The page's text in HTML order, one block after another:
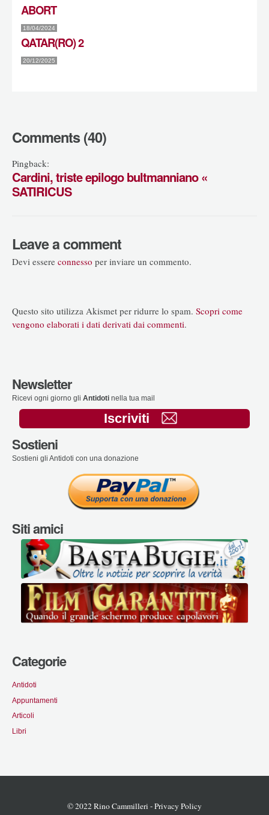
ABORT
18/04/2024
QATAR(RO) 2
20/12/2025
Comments (40)
Pingback:
Cardini, triste epilogo bultmanniano «
SATIRICUS
Leave a comment
Devi essere connesso per inviare un commento.
Questo sito utilizza Akismet per ridurre lo spam. Scopri come
vengono elaborati i dati derivati dai commenti.
Newsletter
Ricevi ogni giorno gli Antidoti nella tua mail
Iscriviti
Sostieni
Sostieni gli Antidoti con una donazione
Siti amici
Categorie
Antidoti
Appuntamenti
Articoli
Libri
© 2022 Rino Cammilleri -Privacy Policy